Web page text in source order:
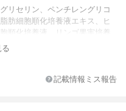
リセリン、ペンチレングリコ
肪細胞順化培養液エキス、ヒ
順化培養液、リンゴ果実培養
、ヒト遺伝子組換オリゴペプチ
レアロドペンシス葉エキス、水
る
記載情報ミス報告